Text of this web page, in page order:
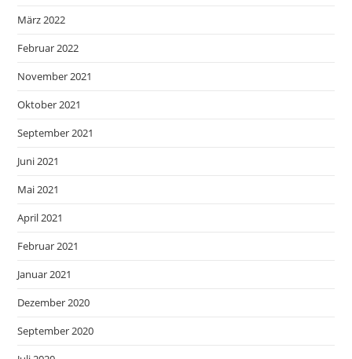
März 2022
Februar 2022
November 2021
Oktober 2021
September 2021
Juni 2021
Mai 2021
April 2021
Februar 2021
Januar 2021
Dezember 2020
September 2020